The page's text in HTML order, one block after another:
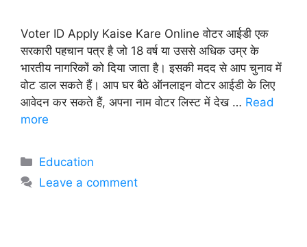
Voter ID Apply Kaise Kare Online वोटर आईडी एक
सरकारी पहचान पत्र है जो 18 वर्ष या उससे अधिक उम्र के
भारतीय नागरिकों को दिया जाता है। इसकी मदद से आप चुनाव में
वोट डाल सकते हैं। आप घर बैठे ऑनलाइन वोटर आईडी के लिए
आवेदन कर सकते हैं, अपना नाम वोटर लिस्ट में देख … Read
more
Categories
Education
Leave a comment